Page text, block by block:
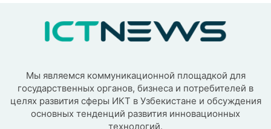
Мы являемся коммуникационной площадкой для
государственных органов, бизнеса и потребителей в
целях развития сферы ИКТ в Узбекистане и обсуждения
основных тенденций развития инновационных
технологий.